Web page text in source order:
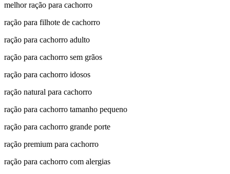
melhor ração para cachorro
ração para filhote de cachorro
ração para cachorro adulto
ração para cachorro sem grãos
ração para cachorro idosos
ração natural para cachorro
ração para cachorro tamanho pequeno
ração para cachorro grande porte
ração premium para cachorro
ração para cachorro com alergias